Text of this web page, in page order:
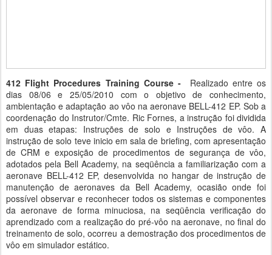
412 Flight Procedures Training Course -
Realizado entre os
dias 08/06 e 25/05/2010 com o objetivo de conhecimento,
ambientação e adaptação ao vôo na aeronave BELL-412 EP. Sob a
coordenação do Instrutor/Cmte. Ric Fornes, a instrução foi dividida
em duas etapas: Instruções de solo e Instruções de vôo. A
instrução de solo teve inicio em sala de briefing, com apresentação
de CRM e exposição de procedimentos de segurança de vôo,
adotados pela Bell Academy, na seqüência a familiarização com a
aeronave BELL-412 EP, desenvolvida no hangar de instrução de
manutenção de aeronaves da Bell Academy, ocasião onde foi
possível observar e reconhecer todos os sistemas e componentes
da aeronave de forma minuciosa, na seqüência verificação do
aprendizado com a realização do pré-vôo na aeronave, no final do
treinamento de solo, ocorreu a demostração dos procedimentos de
vôo em simulador estático.